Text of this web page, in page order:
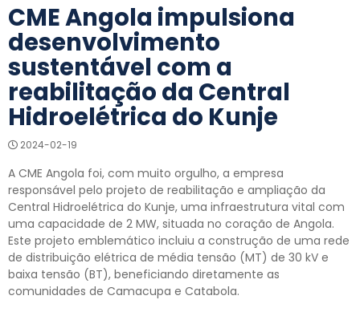
CME Angola impulsiona
desenvolvimento
sustentável com a
reabilitação da Central
Hidroelétrica do Kunje
2024-02-19
A CME Angola foi, com muito orgulho, a empresa
responsável pelo projeto de reabilitação e ampliação da
Central Hidroelétrica do Kunje, uma infraestrutura vital com
uma capacidade de 2 MW, situada no coração de Angola.
Este projeto emblemático incluiu a construção de uma rede
de distribuição elétrica de média tensão (MT) de 30 kV e
baixa tensão (BT), beneficiando diretamente as
comunidades de Camacupa e Catabola.